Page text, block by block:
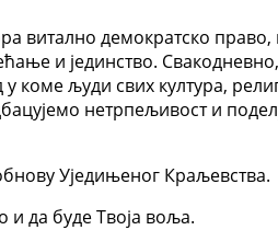
витално демократско
и јединство.
коме људи свих култура,
нетрпељивост и
Уједињеног Краљевства.
и да буде Твоја воља.